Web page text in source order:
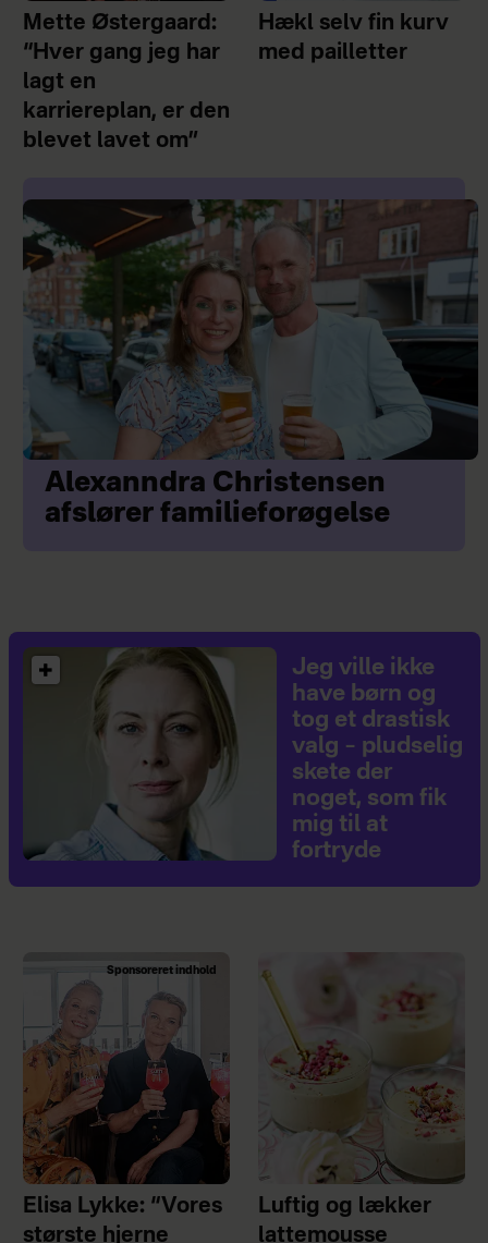
Mette Østergaard:
“Hver gang jeg har
lagt en
karriereplan, er den
blevet lavet om”
Hækl selv fin kurv
med pailletter
Alexanndra Christensen
afslører familieforøgelse
Jeg ville ikke
have børn og
tog et drastisk
valg – pludselig
skete der
noget, som fik
mig til at
fortryde
Sponsoreret indhold
Elisa Lykke: “Vores
største hjerne
Luftig og lækker
lattemousse